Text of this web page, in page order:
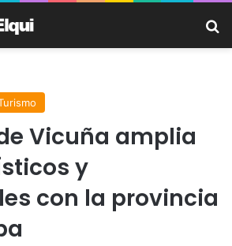
Vicuña amplia
y
con la provincia